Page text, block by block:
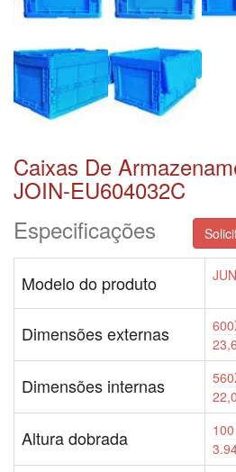
Caixas De
JOIN-EU604032C
Especificações
Modelo do produto
Dimensões externas
Dimensões internas
Altura dobrada 100